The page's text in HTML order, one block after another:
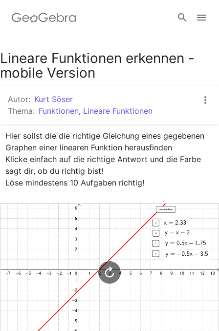
Google Classroom
Lineare Funktionen erkennen -
mobile Version
Autor: Kurt Söser
Thema: Funktionen, Lineare Funktionen
Hier sollst die die richtige Gleichung eines gegebenen
Graphen einer linearen Funktion herausfinden
Klicke einfach auf die richtige Antwort und die Farbe
sagt dir, ob du richtig bist!
Löse mindestens 10 Aufgaben richtig!